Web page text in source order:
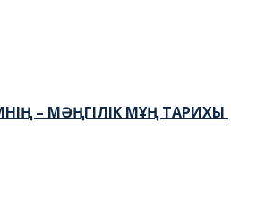
– МӘҢГІЛІК МҰҢ ТАРИХЫ